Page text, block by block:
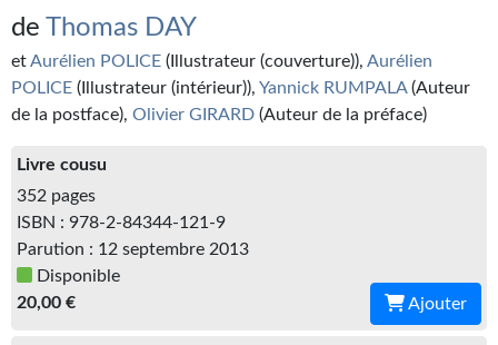
Wotan
Étoiles vives
Yellow Submarine
NUMÉRIQUE
Romans et recueils
Une Heure-Lumière
Nouvelles
de Thomas DAY
etAurélien POLICE (Illustrateur (couverture)), Aurélien
POLICE (Illustrateur (intérieur)), Yannick RUMPALA(Auteur
de la postface), Olivier GIRARD (Auteur de la préface)
Livre cousu
352 pages
ISBN : 978-2-84344-121-9
Parution : 12 septembre 2013
Disponible
20,00 €
Ajouter